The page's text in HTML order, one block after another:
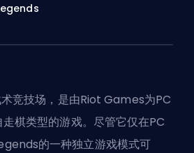
竞技场，是由Riot Games为PC
棋类型的游戏。尽管它仅在PC
的一种独立游戏模式可